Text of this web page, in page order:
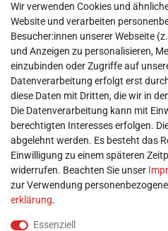
► Impressum
► Daten­schutz­erklärung
► AGB & Kundeninformation
► Barrierefreiheitserklärung
► Batterieentsorgung
► Kontakt
Mein
► Registrieren
► Login
► Warenkorb
► Zur Kasse
Wir verwenden Cookies und
Website und verarbeiten
Besucher:innen unserer Webseite
und Anzeigen zu personalisieren,
einzubinden oder Zugriffe auf
Datenverarbeitung erfolgt erst
diese Daten mit Dritten, die wir in
Die Datenverarbeitung kann mit
berechtigten Interesses erfolgen.
abgelehnt werden. Es besteht das
Einwilligung zu einem späteren
widerrufen. Beachten Sie unser
zur Verwendung
erklärung.
Essenziell